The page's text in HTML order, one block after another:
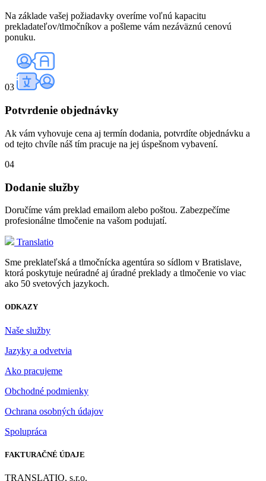
Na základe vašej požiadavky overíme voľnú kapacitu
prekladateľov/tlmočníkov a pošleme vám nezáväznú cenovú
ponuku.
03
Potvrdenie objednávky
Ak vám vyhovuje cena aj termín dodania, potvrdíte objednávku a
od tejto chvíle náš tím pracuje na jej úspešnom vybavení.
04
Dodanie služby
Doručíme vám preklad emailom alebo poštou. Zabezpečíme
profesionálne tlmočenie na vašom podujatí.
Translatio
Sme preklateľská a tlmočnícka agentúra so sídlom v Bratislave,
ktorá poskytuje neúradné aj úradné preklady a tlmočenie vo viac
ako 50 svetových jazykoch.
ODKAZY
Naše služby
Jazyky a odvetvia
Ako pracujeme
Obchodné podmienky
Ochrana osobných údajov
Spolupráca
FAKTURAČNÉ ÚDAJE
TRANSLATIO, s.r.o.